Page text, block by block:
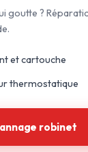
goutte ?
et cartouche
thermostatique
robinet